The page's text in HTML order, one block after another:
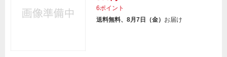
6ポイント
送料無料、8月7日（金） お届け